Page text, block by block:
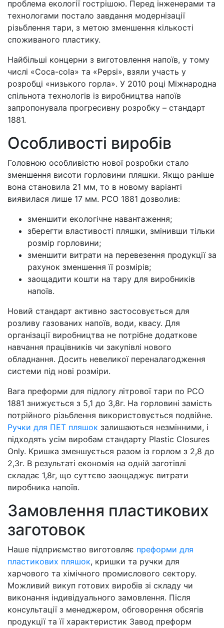
проблема екології гострішою. Перед інженерами та
технологами постало завдання модернізації
різьблення тари, з метою зменшення кількості
споживаного пластику.
Найбільші концерни з виготовлення напоїв, у тому
числі «Coca-cola» та «Pepsi», взяли участь у
розробці «низького горла». У 2010 році Міжнародна
спільнота технологів із виробництва напоїв
запропонувала прогресивну розробку – стандарт
1881.
Особливості виробів
Головною особливістю нової розробки стало
зменшення висоти горловини пляшки. Якщо раніше
вона становила 21 мм, то в новому варіанті
виявилася лише 17 мм. PCO 1881 дозволив:
зменшити екологічне навантаження;
зберегти властивості пляшки, змінивши тільки
розмір горловини;
зменшити витрати на перевезення продукції за
рахунок зменшення її розмірів;
заощадити кошти на тару для виробників
напоїв.
Новий стандарт активно застосовується для
розливу газованих напоїв, води, квасу. Для
організації виробництва не потрібне додаткове
навчання працівників чи закупівлі нового
обладнання. Досить невеликої переналагодження
системи під нові розміри.
Вага преформи для підлогу літрової тари по PCO
1881 знижується з 5,1 до 3,8г. На горловині замість
потрійного різьблення використовується подвійне.
Ручки для ПЕТ пляшок залишаються незмінними, і
підходять усім виробам стандарту Plastic Closures
Only. Кришка зменшується разом із горлом з 2,8 до
2,3г. В результаті економія на одній заготівлі
складає 1,8г, що суттєво заощаджує витрати
виробника напоїв.
Замовлення пластикових
заготовок
Наше підприємство виготовляє преформи для
пластикових пляшок, кришки та ручки для
харчового та хімічного промислового сектору.
Можливий викуп готових виробів зі складу чи
виконання індивідуального замовлення. Після
консультації з менеджером, обговорення обсягів
продукції та її характеристик Завод преформ